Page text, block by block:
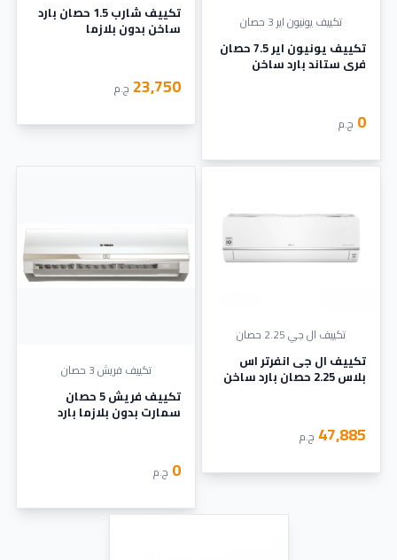
تكييف يونيون اير 3 حصان
تكييف يونيون اير 7.5 حصان
فري ستاند بارد ساخن
0 ج.م
تكييف شارب 1.5 حصان بارد
ساخن بدون بلازما
23,750 ج.م
تكييف ال جي 2.25 حصان
تكييف ال جى انفرتر اس
بلاس 2.25 حصان بارد ساخن
47,885 ج.م
تكييف فريش 3 حصان
تكييف فريش 5 حصان
سمارت بدون بلازما بارد
0 ج.م